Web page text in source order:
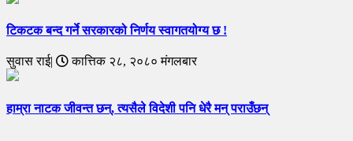
टिकटक बन्द गर्ने सरकारको निर्णय स्वागतयोग्य छ !
सुवास राई| कात्तिक २८, २०८० मंगलबार
हाम्रा नाटक जीवन्त छन्, त्यसैले विदेशी पनि धेरै मन् पराउँछन्